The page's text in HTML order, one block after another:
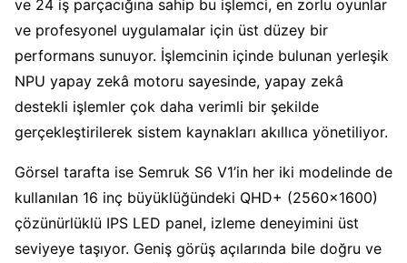
ve 24 iş parçacığına sahip bu işlemci, en zorlu oyunlar
ve profesyonel uygulamalar için üst düzey bir
performans sunuyor. İşlemcinin içinde bulunan yerleşik
NPU yapay zekâ motoru sayesinde, yapay zekâ
destekli işlemler çok daha verimli bir şekilde
gerçekleştirilerek sistem kaynakları akıllıca yönetiliyor.
Görsel tarafta ise Semruk S6 V1’in her iki modelinde de
kullanılan 16 inç büyüklüğündeki QHD+ (2560×1600)
çözünürlüklü IPS LED panel, izleme deneyimini üst
seviyeye taşıyor. Geniş görüş açılarında bile doğru ve